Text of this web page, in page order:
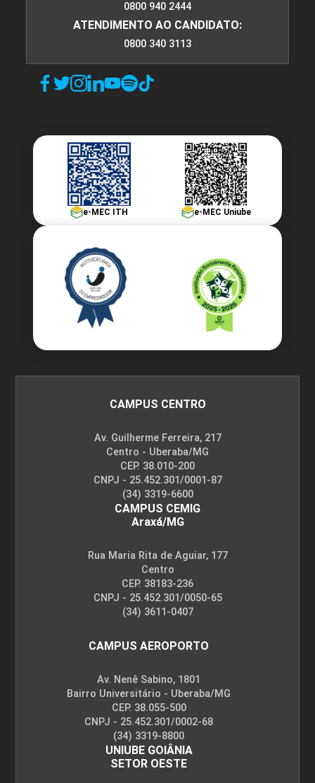
0800 940 2444
ATENDIMENTO AO CANDIDATO:
0800 340 3113
e-MEC ITH e-MEC Uniube
CAMPUS CENTRO
Av. Guilherme Ferreira, 217
Centro - Uberaba/MG
CEP. 38.010-200
CNPJ - 25.452.301/0001-87
(34) 3319-6600
CAMPUS CEMIG
Araxá/MG
Rua Maria Rita de Aguiar, 177
Centro
CEP. 38183-236
CNPJ - 25.452.301/0050-65
(34) 3611-0407
CAMPUS AEROPORTO
Av. Nenê Sabino, 1801
Bairro Universitário - Uberaba/MG
CEP. 38.055-500
CNPJ - 25.452.301/0002-68
(34) 3319-8800
UNIUBE GOIÂNIA
SETOR OESTE